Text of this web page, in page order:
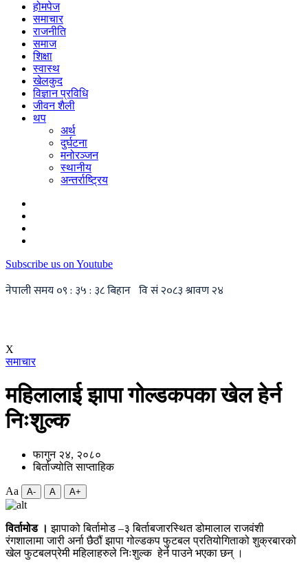
होमपेज
समाचार
राजनीति
समाज
शिक्षा
स्वास्थ
खेलकुद
विज्ञान प्रविधि
जीवन शैली
थप
अर्थ
दुर्घटना
मनोरञ्जन
स्थानीय
अन्तर्राष्ट्रिय
Subscribe us on Youtube
X
समाचार
महिलालाई झापा गोल्डकपका खेल हेर्न
निःशुल्क
फागुन २४, २०८०
बिर्ताज्योति साप्ताहिक
Aa A- A A+
विर्तामोड । झापाको बिर्तामोड –३ बिर्ताबजारस्थित डोमालाल राजवंशी
रंगशालामा जारी अर्ना छैठौं झापा गोल्डकप फुटबल प्रतियोगिताको शुक्रबारको
खेल फुटबलप्रेमी महिलाहरुले निःशुल्क हेर्न पाउने भएका छन् ।